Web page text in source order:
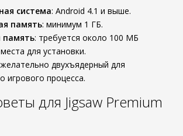
система: Android 4.1 и выше.
память: минимум 1 ГБ.
память: требуется около 100 МБ
для установки.
двухъядерный для
игрового процесса.
для Jigsaw Premium